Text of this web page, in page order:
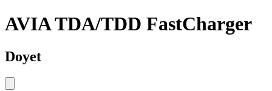
AVIA TDA/TDD FastCharger
Doyet